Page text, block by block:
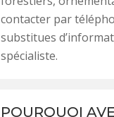
contacter par
substitues
spécialiste.
POURQUOI